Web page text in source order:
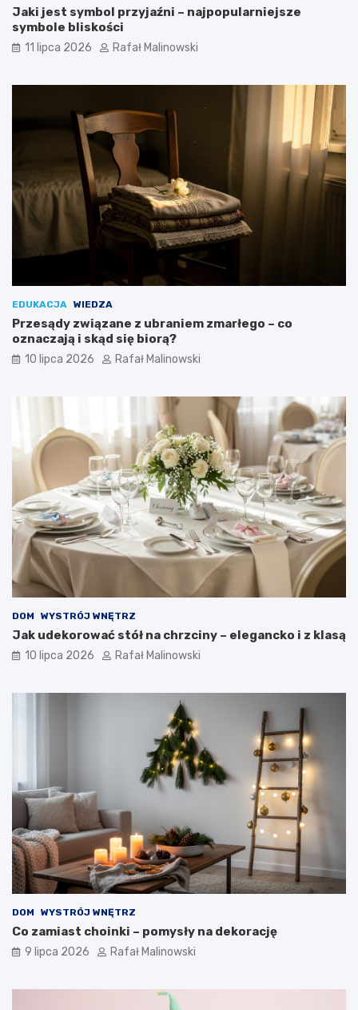
Jaki jest symbol przyjaźni – najpopularniejsze
symbole bliskości
11 lipca 2026 Rafał Malinowski
EDUKACJA WIEDZA
Przesądy związane z ubraniem zmarłego – co
oznaczają i skąd się biorą?
10 lipca 2026 Rafał Malinowski
DOM WYSTRÓJ WNĘTRZ
Jak udekorować stół na chrzciny – elegancko i z klasą
10 lipca 2026 Rafał Malinowski
DOM WYSTRÓJ WNĘTRZ
Co zamiast choinki – pomysły na dekorację
9 lipca 2026 Rafał Malinowski